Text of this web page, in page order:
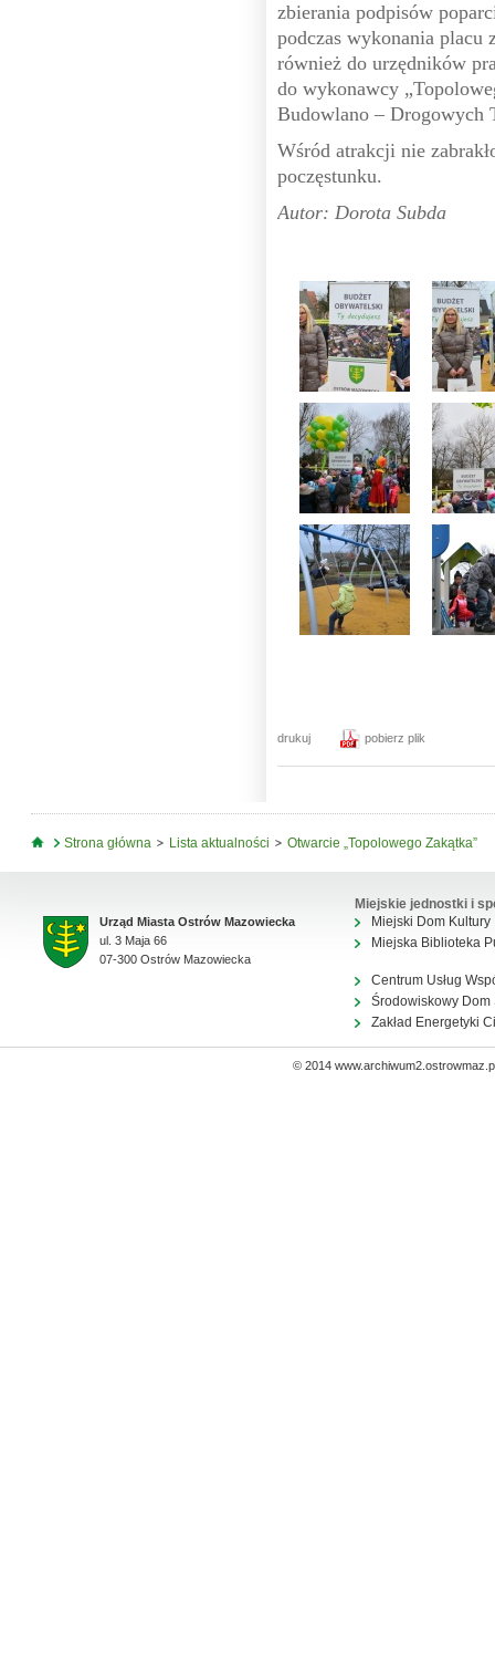
zbierania podpisów
podczas wykonania placu
również do urzędników
do wykonawcy
Budowlano – Drogowych
Wśród atrakcji nie
poczęstunku.
Autor: Dorota Subda
drukuj pobierz plik
Jesteś tutaj
Strona główna Lista aktualności Otwarcie „Topolowego Zakątka”
Urząd Miasta Ostrów Mazowiecka
ul. 3 Maja 66
07-300 Ostrów Mazowiecka
Miejskie jednostki i
Miejski Dom Kultury
Miejska Biblioteka
Centrum Usług
Środowiskowy Dom
Zakład Energetyki
© 2014